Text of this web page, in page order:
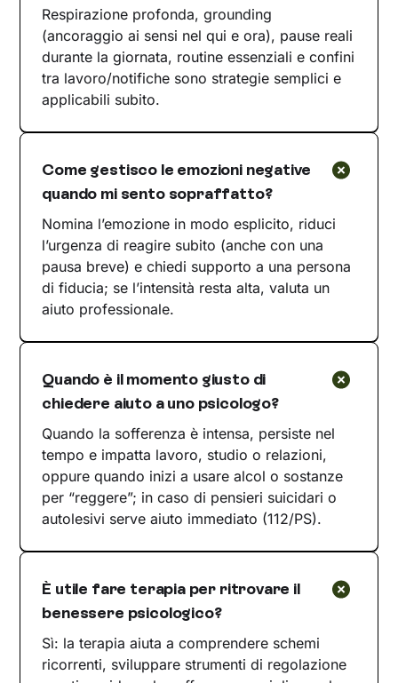
Respirazione profonda, grounding
(ancoraggio ai sensi nel qui e ora), pause reali
durante la giornata, routine essenziali e confini
tra lavoro/notifiche sono strategie semplici e
applicabili subito.
Come gestisco le emozioni negative
quando mi sento sopraffatto?
Nomina l’emozione in modo esplicito, riduci
l’urgenza di reagire subito (anche con una
pausa breve) e chiedi supporto a una persona
di fiducia; se l’intensità resta alta, valuta un
aiuto professionale.
Quando è il momento giusto di
chiedere aiuto a uno psicologo?
Quando la sofferenza è intensa, persiste nel
tempo e impatta lavoro, studio o relazioni,
oppure quando inizi a usare alcol o sostanze
per “reggere”; in caso di pensieri suicidari o
autolesivi serve aiuto immediato (112/PS).
È utile fare terapia per ritrovare il
benessere psicologico?
Sì: la terapia aiuta a comprendere schemi
ricorrenti, sviluppare strumenti di regolazione